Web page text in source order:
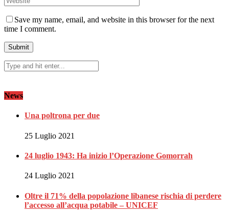
Save my name, email, and website in this browser for the next
time I comment.
News
Una poltrona per due
25 Luglio 2021
24 luglio 1943: Ha inizio l’Operazione Gomorrah
24 Luglio 2021
Oltre il 71% della popolazione libanese rischia di perdere
l’accesso all’acqua potabile – UNICEF